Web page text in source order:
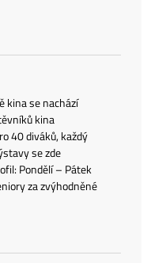
kina se nachází
kina
40 diváků, každý
se zde
Pondělí – Pátek
za zvýhodněné